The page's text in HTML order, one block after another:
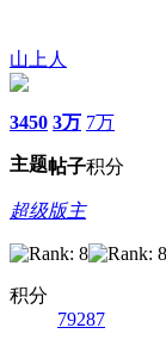
山上人
3450
主题
3万
帖子
7万
积分
超级版主
积分
79287